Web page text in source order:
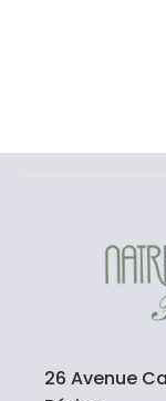
26 Avenue